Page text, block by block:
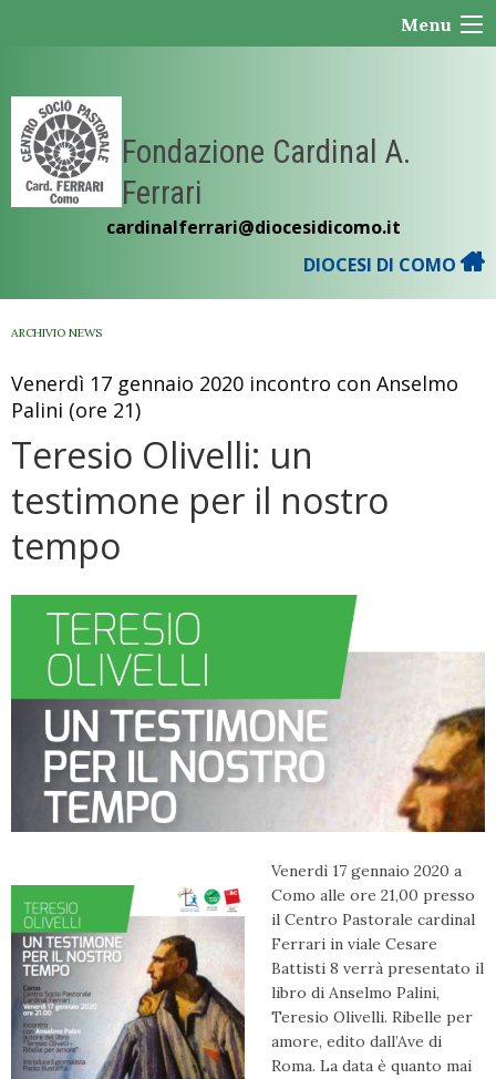
Menu
Fondazione Cardinal A.
Ferrari
cardinalferrari@diocesidicomo.it
DIOCESI DI COMO
ARCHIVIO NEWS
Venerdì 17 gennaio 2020 incontro con Anselmo
Palini (ore 21)
Teresio Olivelli: un
testimone per il nostro
tempo
Venerdì 17 gennaio 2020 a
Como alle ore 21,00 presso
il Centro Pastorale cardinal
Ferrari in viale Cesare
Battisti 8 verrà presentato il
libro di Anselmo Palini,
Teresio Olivelli. Ribelle per
amore, edito dall’Ave di
Roma. La data è quanto mai